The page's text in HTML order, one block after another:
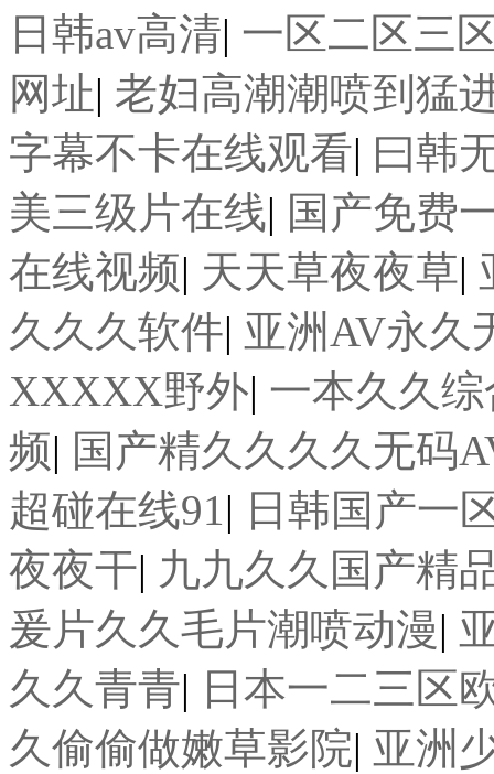
日韩av高清| 一区二区三
网址| 老妇高潮潮喷到猛
字幕不卡在线观看| 曰韩
美三级片在线| 国产免费
在线视频| 天天草夜夜草|
久久久软件| 亚洲AV永久
XXXXX野外| 一本久久
频| 国产精久久久久无码
超碰在线91| 日韩国产一
夜夜干| 九九久久国产精
爰片久久毛片潮喷动漫|
久久青青| 日本一二三区
久偷偷做嫩草影院| 亚洲